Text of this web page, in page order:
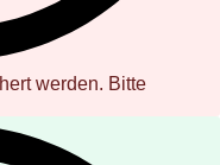
werden. Bitte